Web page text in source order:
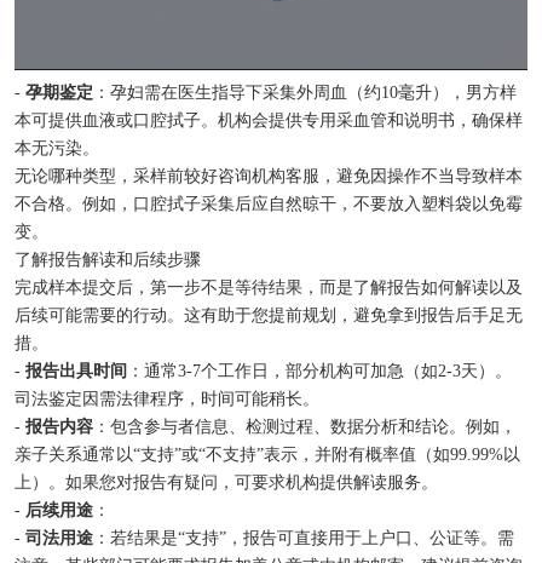
- 孕期鉴定 ：孕妇需在医生指导下采集外周血（约10毫升），男方样
本可提供血液或口腔拭子。机构会提供专用采血管和说明书，确保样
本无污染。
无论哪种类型，采样前较好咨询机构客服，避免因操作不当导致样本
不合格。例如，口腔拭子采集后应自然晾干，不要放入塑料袋以免霉
变。
了解报告解读和后续步骤
完成样本提交后，第一步不是等待结果，而是了解报告如何解读以及
后续可能需要的行动。这有助于您提前规划，避免拿到报告后手足无
措。
- 报告出具时间 ：通常3-7个工作日，部分机构可加急（如2-3天）。
司法鉴定因需法律程序，时间可能稍长。
- 报告内容 ：包含参与者信息、检测过程、数据分析和结论。例如，
亲子关系通常以“支持”或“不支持”表示，并附有概率值（如99.99%以
上）。如果您对报告有疑问，可要求机构提供解读服务。
- 后续用途 ：
- 司法用途 ：若结果是“支持”，报告可直接用于上户口、公证等。需